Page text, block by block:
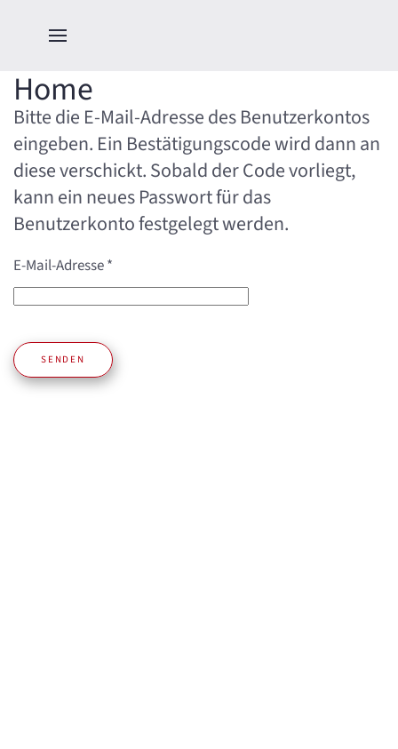
Home
Bitte die E-Mail-Adresse des Benutzerkontos
eingeben. Ein Bestätigungscode wird dann an
diese verschickt. Sobald der Code vorliegt,
kann ein neues Passwort für das
Benutzerkonto festgelegt werden.
E-Mail-Adresse*
SENDEN